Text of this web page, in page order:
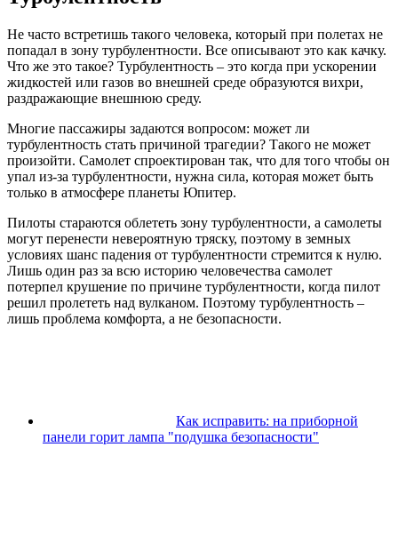
Не часто встретишь такого человека, который при полетах не
попадал в зону турбулентности. Все описывают это как качку.
Что же это такое? Турбулентность – это когда при ускорении
жидкостей или газов во внешней среде образуются вихри,
раздражающие внешнюю среду.
Многие пассажиры задаются вопросом: может ли
турбулентность стать причиной трагедии? Такого не может
произойти. Самолет спроектирован так, что для того чтобы он
упал из-за турбулентности, нужна сила, которая может быть
только в атмосфере планеты Юпитер.
Пилоты стараются облететь зону турбулентности, а самолеты
могут перенести невероятную тряску, поэтому в земных
условиях шанс падения от турбулентности стремится к нулю.
Лишь один раз за всю историю человечества самолет
потерпел крушение по причине турбулентности, когда пилот
решил пролететь над вулканом. Поэтому турбулентность –
лишь проблема комфорта, а не безопасности.
Как исправить: на приборной
панели горит лампа "подушка безопасности"